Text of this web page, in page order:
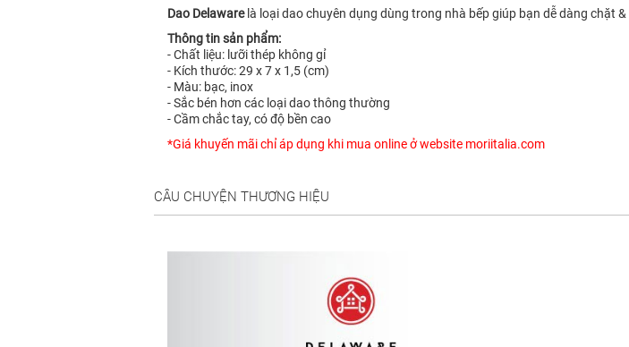
Dao Delaware là loại dao chuyên dụng dùng trong nhà bếp giúp bạn dễ dàng chặt
Thông tin sản phẩm:
- Chất liệu: lưỡi thép không gỉ
- Kích thước: 29 x 7 x 1,5 (cm)
- Màu: bạc, inox
- Sắc bén hơn các loại dao thông thường
- Cầm chắc tay, có độ bền cao
*Giá khuyến mãi chỉ áp dụng khi mua online ở website moriitalia.com
CÂU CHUYỆN THƯƠNG HIỆU